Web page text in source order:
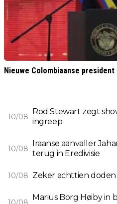
Nieuwe Colombiaanse
10/08
Rod Stewart zegt
ingreep
10/08
Iraanse aanvaller
terug in Eredivisie
10/08 Zeker achttien
Marius Borg Høiby in